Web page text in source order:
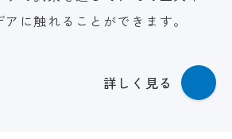
に触れることができます。
詳しく見る